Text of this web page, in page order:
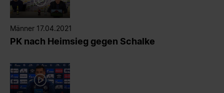
Männer 17.04.2021
PK nach Heimsieg gegen Schalke